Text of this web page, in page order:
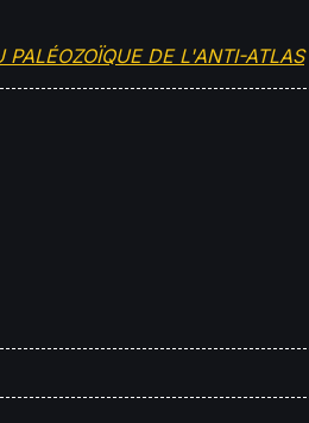
DE L'ANTI-ATLAS